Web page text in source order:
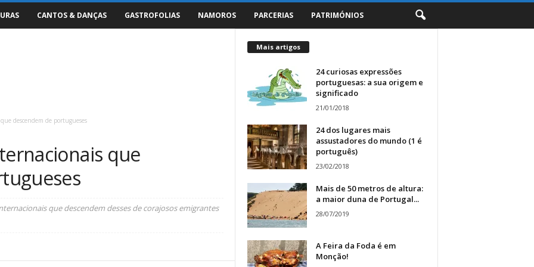
CANTOS & DANÇAS GASTROFOLIAS NAMOROS PARCERIAS PATRIMÓNIOS
descendem de portugueses
que
que descendem desses de corajosos emigrantes
Mais artigos
24 curiosas expressões
portuguesas: a sua origem e
significado
21/01/2018
24 dos lugares mais
assustadores do mundo (1 é
português)
23/02/2018
Mais de 50 metros de altura:
a maior duna de Portugal...
28/07/2019
A Feira da Foda é em
Monção!